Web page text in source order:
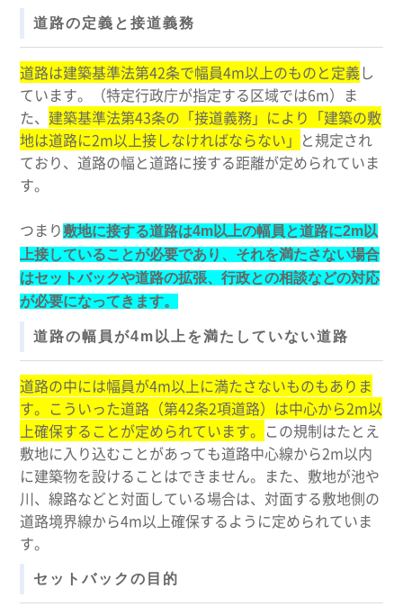
道路の定義と接道義務
道路は建築基準法第42条で幅員4m以上のものと定義し
ています。（特定行政庁が指定する区域では6m）ま
た、建築基準法第43条の「接道義務」により「建築の敷
地は道路に2m以上接しなければならない」 と規定され
ており、道路の幅と道路に接する距離が定められていま
す。
つまり敷地に接する道路は4m以上の幅員と道路に2m以
上接していることが必要であり、それを満たさない場合
はセットバックや道路の拡張、行政との相談などの対応
が必要になってきます。
道路の幅員が4m以上を満たしていない道路
道路の中には幅員が4m以上に満たさないものもありま
す。こういった道路（第42条2項道路）は中心から2m以
上確保することが定められています。 この規制はたとえ
敷地に入り込むことがあっても道路中心線から2m以内
に建築物を設けることはできません。また、敷地が池や
川、線路などと対面している場合は、対面する敷地側の
道路境界線から4m以上確保するように定められていま
す。
セットバックの目的